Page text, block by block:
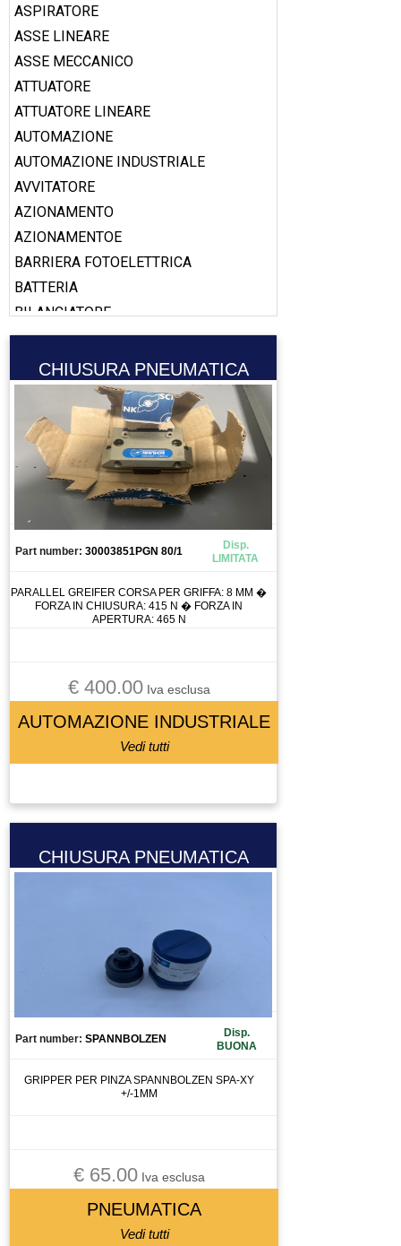
ASPIRATORE
ASSE LINEARE
ASSE MECCANICO
ATTUATORE
ATTUATORE LINEARE
AUTOMAZIONE
AUTOMAZIONE INDUSTRIALE
AVVITATORE
AZIONAMENTO
AZIONAMENTOE
BARRIERA FOTOELETTRICA
BATTERIA
BILANCIATORE
BOBINA
BOOSTER
CABLAGGIO
CALAMITA
CALIBRO
CAMERA
CANALIZZAZIONE
CAVO
CELLA DI CARICO
CHILLER
CHIUSURA PNEUMATICA
AUTOMAZIONE INDUSTRIALE
PNEUMATICA
CIRCUIT BREAKER
CONNETTORE
CONTATTO
CONTATTO AUSILIARIO
CONTATTOREORE
CUSCINETTO
DISPLAY
DISSUASORE DI GRAVITà
CHIUSURA PNEUMATICA
Part number: 30003851PGN 80/1
Disp.
LIMITATA
PARALLEL GREIFER CORSA PER GRIFFA: 8 MM �
FORZA IN CHIUSURA: 415 N � FORZA IN
APERTURA: 465 N
€ 400.00Iva esclusa
AUTOMAZIONE INDUSTRIALE
Vedi tutti
CHIUSURA PNEUMATICA
Part number: SPANNBOLZEN
Disp.
BUONA
GRIPPER PER PINZA SPANNBOLZEN SPA-XY
+/-1MM
€ 65.00Iva esclusa
PNEUMATICA
Vedi tutti